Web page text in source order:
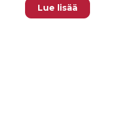
Lue lisää